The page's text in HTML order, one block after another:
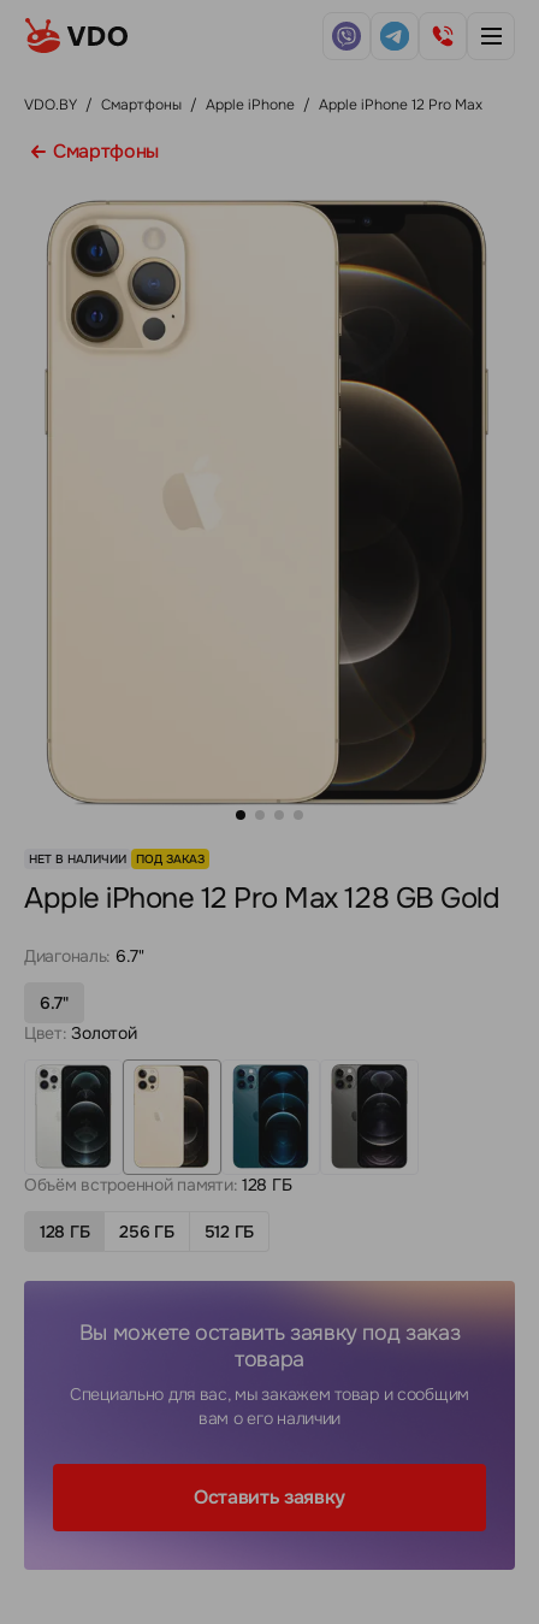
VDO.BY / Смартфоны / Apple iPhone / Apple iPhone 12 Pro Max
Смартфоны
НЕТ В НАЛИЧИИ ПОД ЗАКАЗ
Apple iPhone 12 Pro Max 128 GB Gold
Диагональ: 6.7"
6.7"
Цвет: Золотой
Объём встроенной памяти: 128 ГБ
128 ГБ 256 ГБ 512 ГБ
Вы можете оставить заявку под заказ
товара
Специально для вас, мы закажем товар и сообщим
вам о его наличии
Оставить заявку